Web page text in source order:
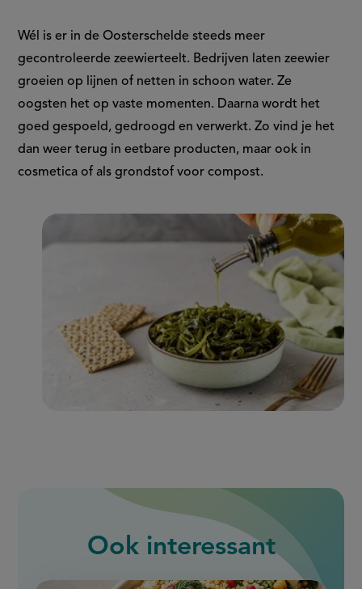
Wél is er in de Oosterschelde steeds meer
gecontroleerde zeewierteelt. Bedrijven laten zeewier
groeien op lijnen of netten in schoon water. Ze
oogsten het op vaste momenten. Daarna wordt het
goed gespoeld, gedroogd en verwerkt. Zo vind je het
dan weer terug in eetbare producten, maar ook in
cosmetica of als grondstof voor compost.
Ook interessant